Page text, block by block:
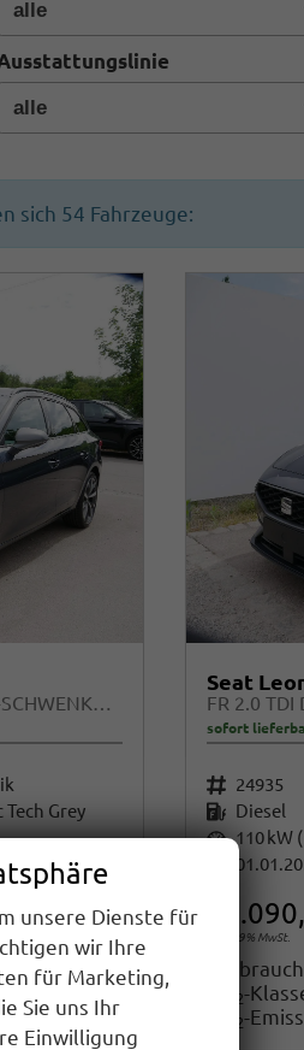
sich 54 Fahrzeuge:
FR 2.0 TDI DSG Kombi DSG*ACC*AHK-SCHWENKBAR*NAVI*RFK*FULL LINK*TRAVEL ASSIST*
Grey
Seat
sofort
Fahrzeugnr. 24935
Kraftstoff Diesel
Leistung110 kW
incl. 19% MwSt.
2-
2-
unsere Dienste für
wir Ihre
für Marketing,
Sie uns Ihr
Einwilligung